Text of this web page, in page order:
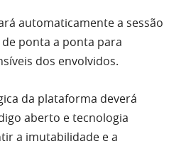
automaticamente a sessão
ponta a ponta para
dos envolvidos.
da plataforma deverá
aberto e tecnologia
a imutabilidade e a